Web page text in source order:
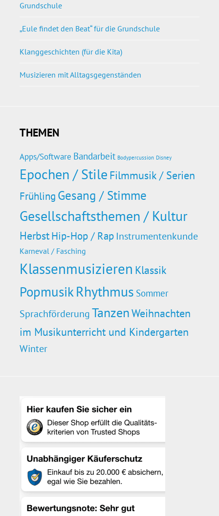
Grundschule
„Eule findet den Beat“ für die Grundschule
Klanggeschichten (für die Kita)
Musizieren mit Alltagsgegenständen
THEMEN
Apps/Software Bandarbeit Bodypercussion Disney
Epochen / Stile Filmmusik / Serien
Frühling Gesang / Stimme
Gesellschaftsthemen / Kultur
HerbstHip-Hop / Rap Instrumentenkunde
Karneval / Fasching
Klassenmusizieren Klassik
PopmusikRhythmus Sommer
SprachförderungTanzenWeihnachten
im Musikunterricht und Kindergarten
Winter